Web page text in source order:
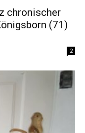
chronischer
(71)
2